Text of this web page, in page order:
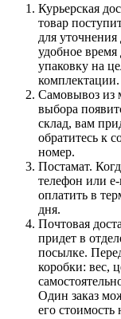
Курьерская
товар
для
удобное
упаковку на
комплектации.
Самовывоз из
выбора
склад, вам
обратитесь к
номер.
Постамат.
телефон или
оплатить в
дня.
Почтовая
придет в
посылке.
коробки: вес,
Один заказ
его